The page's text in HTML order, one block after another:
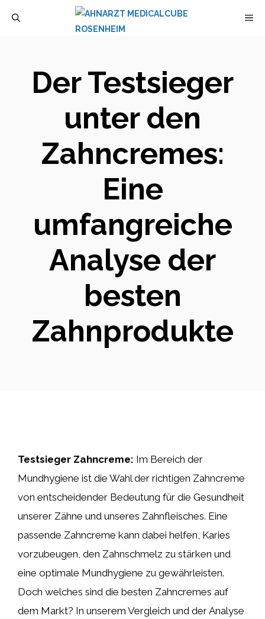
Der Testsieger
unter den
Zahncremes:
Eine
umfangreiche
Analyse der
besten
Zahnprodukte
Testsieger Zahncreme: Im Bereich der
Mundhygiene ist die Wahl der richtigen Zahncreme
von entscheidender Bedeutung für die Gesundheit
unserer Zähne und unseres Zahnfleisches. Eine
passende Zahncreme kann dabei helfen, Karies
vorzubeugen, den Zahnschmelz zu stärken und
eine optimale Mundhygiene zu gewährleisten.
Doch welches sind die besten Zahncremes auf
dem Markt? In unserem Vergleich und der Analyse